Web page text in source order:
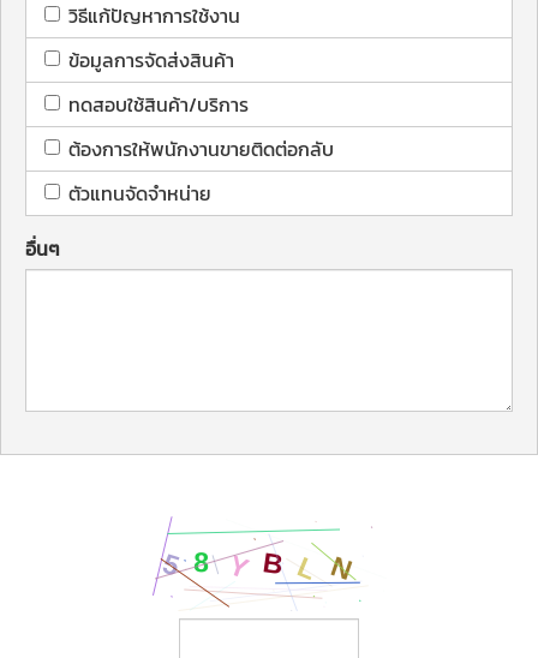
วิธีแก้ปัญหาการใช้งาน
ข้อมูลการจัดส่งสินค้า
ทดสอบใช้สินค้า/บริการ
ต้องการให้พนักงานขายติดต่อกลับ
ตัวแทนจัดจำหน่าย
อื่นๆ